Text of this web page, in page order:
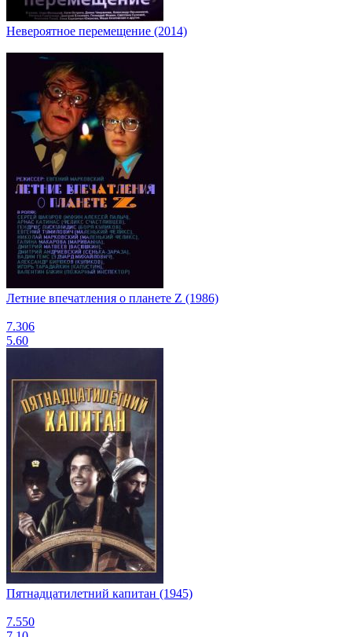
Невероятное перемещение (2014)
Летние впечатления о планете Z (1986)
7.306
5.60
Пятнадцатилетний капитан (1945)
7.550